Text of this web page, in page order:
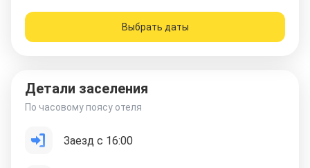
Выбрать даты
Детали заселения
По часовому поясу отеля
Заезд с 16:00